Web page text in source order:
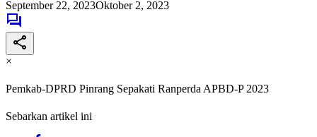
September 22, 2023Oktober 2, 2023
×
Pemkab-DPRD Pinrang Sepakati Ranperda APBD-P 2023
Sebarkan artikel ini